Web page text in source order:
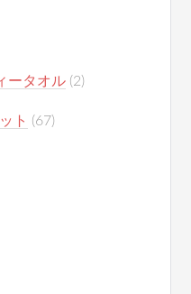
ータオル (2)
ト (67)